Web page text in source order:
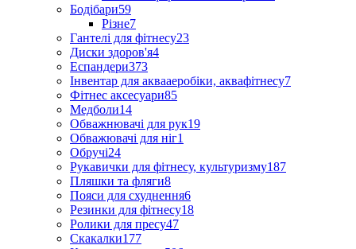
Бодібари59
Різне7
Гантелі для фітнесу23
Диски здоров'я4
Еспандери373
Інвентар для аквааеробіки, аквафітнесу7
Фітнес аксесуари85
Медболи14
Обважнювачі для рук19
Обважювачі для ніг1
Обручі24
Рукавички для фітнесу, культуризму187
Пляшки та фляги8
Пояси для схуднення6
Резинки для фітнесу18
Ролики для пресу47
Скакалки177